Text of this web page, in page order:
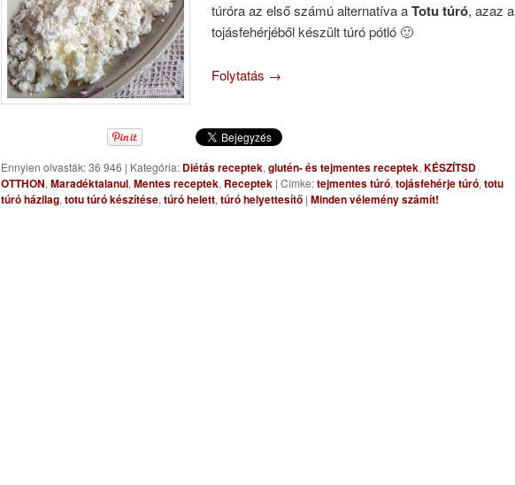
túróra az első számú alternatíva aTotu túró, azaz a
tojásfehérjéből készült túró pótló 🙂
Folytatás →
Ennyien olvasták: 36 946 | Kategória: Diétás receptek, glutén- és tejmentes receptek, KÉSZÍTSD
OTTHON, Maradéktalanul, Mentes receptek, Receptek | Címke:tejmentes túró, tojásfehérje túró, totu
túró házilag, totu túró készítése, túró helett, túró helyettesítő | Minden vélemény számít!